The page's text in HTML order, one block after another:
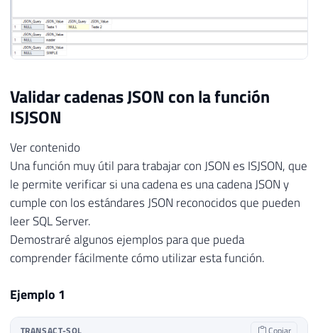
30
31
32
34
35
36
38
39
40
41
42
43
44
46
48
        {
            "database": {
                "name": "tempdb",
                "state": "ONLINE",
                "options": {
                    "recovery": "SIMPLE",
"page_verify":
"collation":
                },
"create_date": "2017-02-
                "parameters": {
                    "read_only": false,
                    "auto_shrink": false,
                    "sessions": {
"ansi_nulls":
Validar cadenas JSON con la función
ISJSON
Ver contenido
Una función muy útil para trabajar con JSON es ISJSON, que
le permite verificar si una cadena es una cadena JSON y
cumple con los estándares JSON reconocidos que pueden
leer SQL Server.
Demostraré algunos ejemplos para que pueda
comprender fácilmente cómo utilizar esta función.
Ejemplo 1